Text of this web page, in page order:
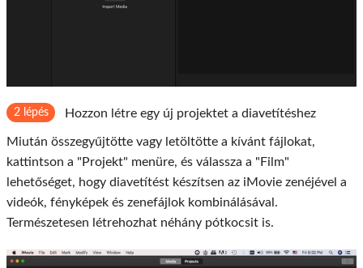
2 lépés Hozzon létre egy új projektet a diavetítéshez
Miután összegyűjtötte vagy letöltötte a kívánt fájlokat,
kattintson a "Projekt" menüre, és válassza a "Film"
lehetőséget, hogy diavetítést készítsen az iMovie zenéjével a
videók, fényképek és zenefájlok kombinálásával.
Természetesen létrehozhat néhány pótkocsit is.